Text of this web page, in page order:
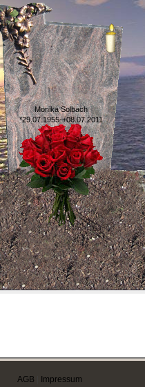
Monika Solbach
*29.07.1955-+08.07.2011
AGB Impressum